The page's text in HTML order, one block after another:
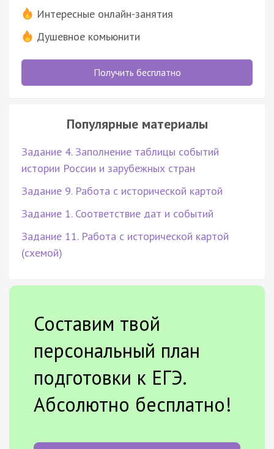
Интересные онлайн-занятия
Душевное комьюнити
Получить бесплатно
Популярные материалы
Задание 4. Заполнение таблицы событий
истории России и зарубежных стран
Задание 9. Работа с исторической картой
Задание 1. Соответствие дат и событий
Задание 11. Работа с исторической картой
(схемой)
Составим твой
персональный план
подготовки к ЕГЭ.
Абсолютно бесплатно!